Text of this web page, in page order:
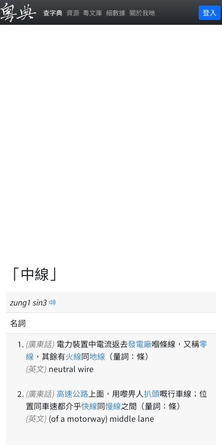
查字典 資源 粵文庫 細數據 關於我哋 登入
「中線」
zung1 sin3
名詞
(廣東話) 電力裝置中電流返去發電廠嗰條線，又稱零
線 ，其餘有火線同地線 （量詞：條）
(英文) neutral wire
(廣東話) 高速公路上面，用嚟畀人扒頭嘅行車線；位
置同車速都介乎快線同慢線之間（量詞：條）
(英文) (of a motorway) middle lane